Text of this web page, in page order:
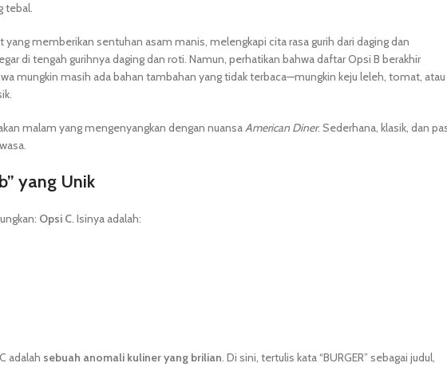
tebal.
memberikan sentuhan asam manis, melengkapi cita rasa gurih dari daging dan
di tengah gurihnya daging dan roti. Namun, perhatikan bahwa daftar Opsi B berakhir
mungkin masih ada bahan tambahan yang tidak terbaca—mungkin keju leleh, tomat, atau
malam yang mengenyangkan dengan nuansaAmerican Diner. Sederhana, klasik, dan
yang Unik
Opsi C. Isinya adalah:
adalah sebuah anomali kuliner yang brilian. Di sini, tertulis kata “BURGER” sebagai judul,